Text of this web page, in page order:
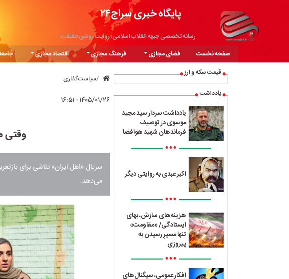
پایگاه خبری سراج۲۴
رسانه تخصصی جبهه انقلاب اسلامی؛ روایت روشن حقیقت
صفحه نخست فضای مجازی فرهنگ مجازی اقتصاد مجازی
قیمت سکه و ارز
یادداشت
یادداشت سردار سید مجید
موسوی در توصیف
فرماندهان شهید هوافضا
•••
اکبر عبدی به روایتی دیگر
•••
هزینه‌های سازش، بهای
ایستادگی/ «مقاومت»
تنها مسیرِ رسیدن به
پیروزی
•••
افکار عمومی، سیگنال‌های
سیاست‌گذاری
۱۴۰۵/۰۱/۲۶ - ۱۶:۵۱
وقتی
سریال «اهل ایران» تلاشی برای
می‌دهد.